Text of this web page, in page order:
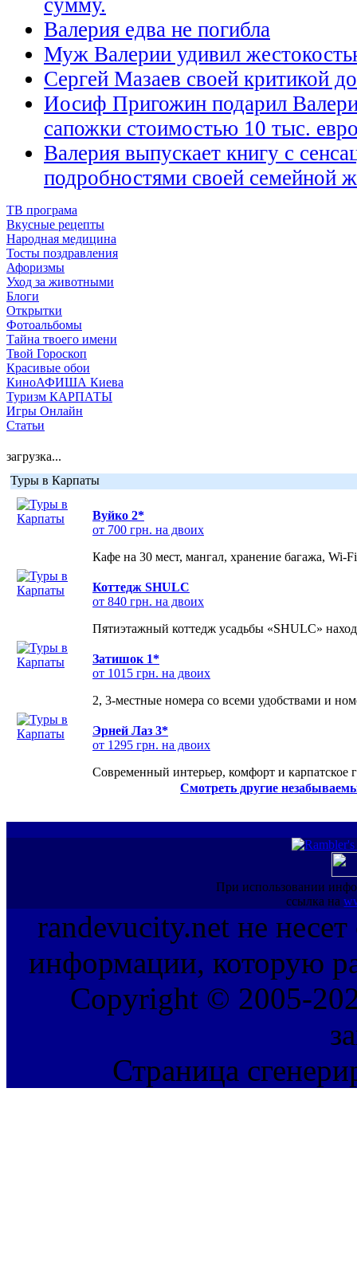
сумму.
Валерия едва не погибла
Муж Валерии удивил
Сергей Мазаев своей критикой
Иосиф Пригожин подарил
сапожки стоимостью 10 тыс.
Валерия выпускает книгу с
подробностями своей семейной
ТВ програма
Вкусные рецепты
Народная медицина
Тосты поздравления
Афоризмы
Уход за животными
Блоги
Открытки
Фотоальбомы
Тайна твоего имени
Твой Гороскоп
Красивые обои
КиноАФИША Киева
Туризм КАРПАТЫ
Игры Онлайн
Статьи
загрузка...
Туры в Карпаты
Вуйко 2*
от 700 грн. на двоих
Кафе на 30 мест, мангал, хранение багажа, Wi-
Коттедж SHULC
от 840 грн. на двоих
Пятиэтажный коттедж усадьбы «SHULC»
Затишок 1*
от 1015 грн. на двоих
2, 3-местные номера со всеми удобствами и
Эрней Лаз 3*
от 1295 грн. на двоих
Современный интерьер, комфорт и карпатское
Смотреть другие
При использовании
ссылка на
randevucity.net не несет
информации, которую
Copyright © 2005-
Страница